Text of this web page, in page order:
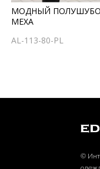
МОДНЫЙ
МЕХА
AL-113-80-PL
©